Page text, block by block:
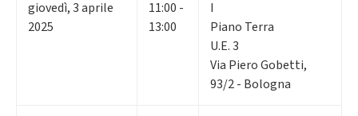
giovedì,3aprile
2025
11:00 -
13:00
I
Piano Terra
U.E. 3
Via Piero Gobetti,
93/2 - Bologna